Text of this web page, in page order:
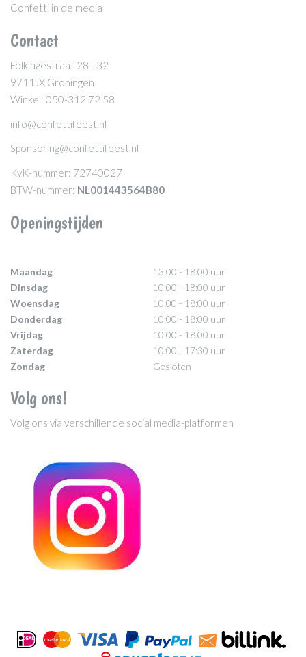
Confetti in de media
Contact
Folkingestraat 28 - 32
9711JX Groningen
Winkel: 050-312 72 58
info@confettifeest.nl
Sponsoring@confettifeest.nl
KvK-nummer: 72740027
BTW-nummer: NL001443564B80
Openingstijden
Maandag
13:00 - 18:00 uur
Dinsdag
10:00 - 18:00 uur
Woensdag
10:00 - 18:00 uur
Donderdag
10:00 - 18:00 uur
Vrijdag
10:00 - 18:00 uur
Zaterdag
10:00 - 17:30 uur
Zondag
Gesloten
Volg ons!
Volg ons via verschillende social media-platformen